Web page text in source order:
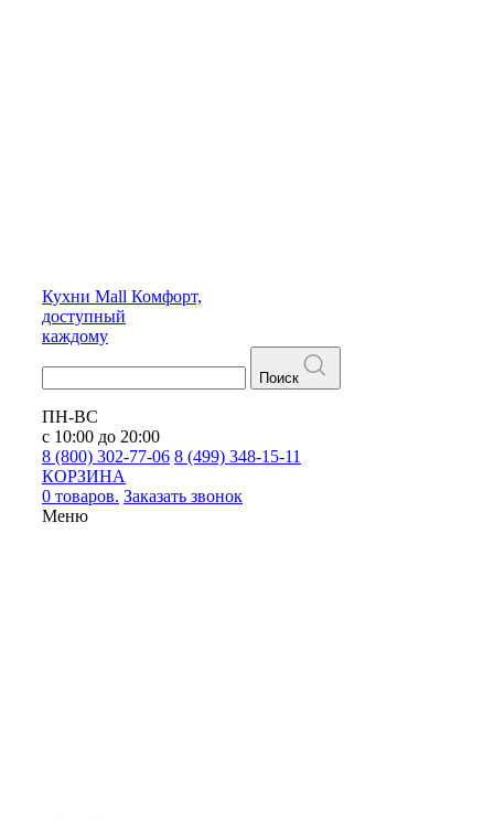
Кухни Mall Комфорт,
доступный
каждому
Поиск
ПН-ВС
с 10:00 до 20:00
8 (800) 302-77-06 8 (499) 348-15-11
КОРЗИНА
0 товаров. Заказать звонок
Меню